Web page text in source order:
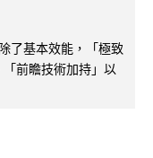
了基本效能，「極致
前瞻技術加持」以